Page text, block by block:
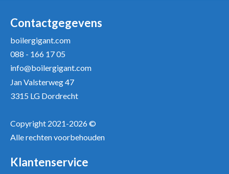
Uw naam *
Uw recensie *
Contactgegevens
boilergigant.com
088 - 166 17 05
info@boilergigant.com
Jan Valsterweg 47
3315 LG Dordrecht
Copyright 2021-2026 ©
Alle rechten voorbehouden
Klantenservice